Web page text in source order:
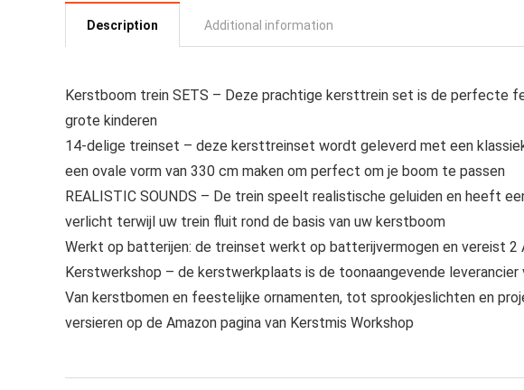
Description Additional information
Kerstboom trein SETS – Deze prachtige kersttrein set is de perfecte
grote kinderen
14-delige treinset – deze kersttreinset wordt geleverd met een
een ovale vorm van 330 cm maken om perfect om je boom te passen
REALISTIC SOUNDS – De trein speelt realistische geluiden en heeft
verlicht terwijl uw trein fluit rond de basis van uw kerstboom
Werkt op batterijen: de treinset werkt op batterijvermogen en vereist 2
Kerstwerkshop – de kerstwerkplaats is de toonaangevende leverancier
Van kerstbomen en feestelijke ornamenten, tot sprookjeslichten en
versieren op de Amazon pagina van Kerstmis Workshop